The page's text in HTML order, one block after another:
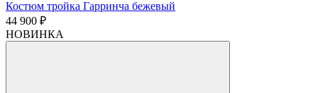
Костюм тройка Гарринча бежевый
44 900 ₽
НОВИНКА